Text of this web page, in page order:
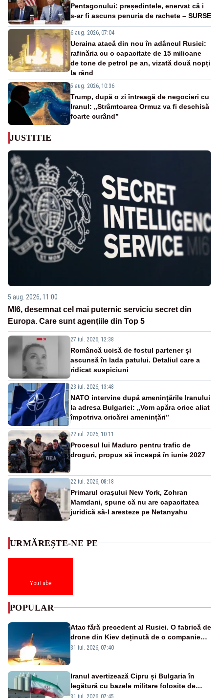
Pentagonului: președintele, enervat că i
s-ar fi ascuns penuria de rachete – SURSE
6 aug. 2026, 07:04
Ucraina atacă din nou în adâncul Rusiei:
rafinăria cu o capacitate de 15 milioane
de tone de petrol pe an, vizată două nopți
la rând
5 aug. 2026, 10:36
Trump, după o zi întreagă de negocieri cu
Iranul: „Strâmtoarea Ormuz va fi deschisă
foarte curând”
JUSTITIE
5 aug. 2026, 11:00
MI6, desemnat cel mai puternic serviciu secret din
Europa. Care sunt agenţiile din Top 5
27 iul. 2026, 12:38
Româncă ucisă de fostul partener și
ascunsă în lada patului. Detaliul care a
ridicat suspiciuni
23 iul. 2026, 13:48
NATO intervine după amenințările Iranului
la adresa Bulgariei: „Vom apăra orice aliat
împotriva oricărei amenințări”
22 iul. 2026, 10:11
Procesul lui Maduro pentru trafic de
droguri, propus să înceapă în iunie 2027
22 iul. 2026, 08:18
Primarul oraşului New York, Zohran
Mamdani, spune că nu are capacitatea
juridică să-l aresteze pe Netanyahu
URMĂREȘTE-NE PE
YouTube
POPULAR
Atac fără precedent al Rusiei. O fabrică de
drone din Kiev deținută de o companie
americană, distrusă de o rachetă
31 iul. 2026, 07:40
Iranul avertizează Cipru și Bulgaria în
legătură cu bazele militare folosite de
SUA
31 iul. 2026, 07:45